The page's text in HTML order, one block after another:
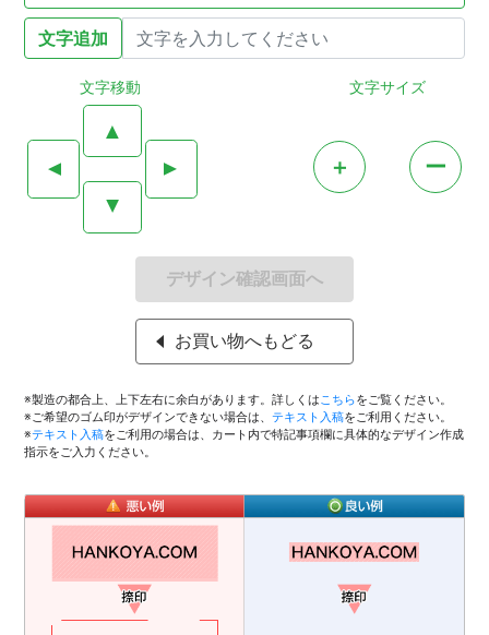
文字移動
▲
▲ ▲
▲
文字サイズ
＋ ー
デザイン確認画面へ
お買い物へもどる
※製造の都合上、上下左右に余白があります。詳しくはこちらをご覧ください。
※ご希望のゴム印がデザインできない場合は、テキスト入稿をご利用ください。
※テキスト入稿をご利用の場合は、カート内で特記事項欄に具体的なデザイン作成
指示をご入力ください。